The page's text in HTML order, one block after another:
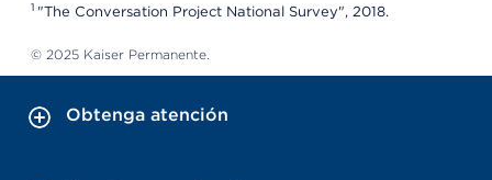
1 "The Conversation Project National Survey", 2018.
© 2025 Kaiser Permanente.
Obtenga atención